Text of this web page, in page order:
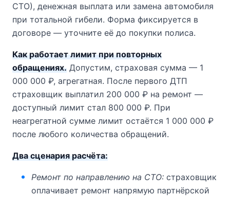
СТО), денежная выплата или замена автомобиля
при тотальной гибели. Форма фиксируется в
договоре — уточните её до покупки полиса.
Как работает лимит при повторных
обращениях. Допустим, страховая сумма — 1
000 000 ₽, агрегатная. После первого ДТП
страховщик выплатил 200 000 ₽ на ремонт —
доступный лимит стал 800 000 ₽. При
неагрегатной сумме лимит остаётся 1 000 000 ₽
после любого количества обращений.
Два сценария расчёта:
Ремонт по направлению на СТО:страховщик
оплачивает ремонт напрямую партнёрской